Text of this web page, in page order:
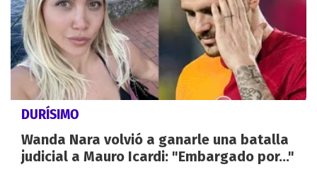
DURÍSIMO
Wanda Nara volvió a ganarle una batalla
judicial a Mauro Icardi: "Embargado por..."